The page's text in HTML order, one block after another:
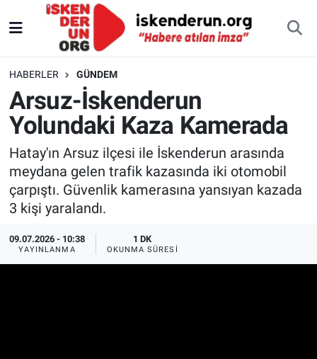
HABERLER GÜNDEM
Arsuz-İskenderun
Yolundaki Kaza Kamerada
Hatay'ın Arsuz ilçesi ile İskenderun arasında
meydana gelen trafik kazasında iki otomobil
çarpıştı. Güvenlik kamerasına yansıyan kazada
3 kişi yaralandı.
09.07.2026 - 10:38
YAYINLANMA
1 DK
OKUNMA SÜRESI